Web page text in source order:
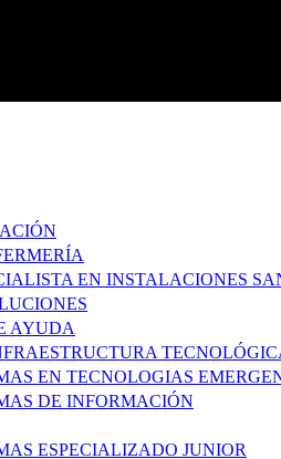
EN INSTALACIONES
AYUDA
EN TECNOLOGIAS
DE INFORMACIÓN
ESPECIALIZADO JUNIOR